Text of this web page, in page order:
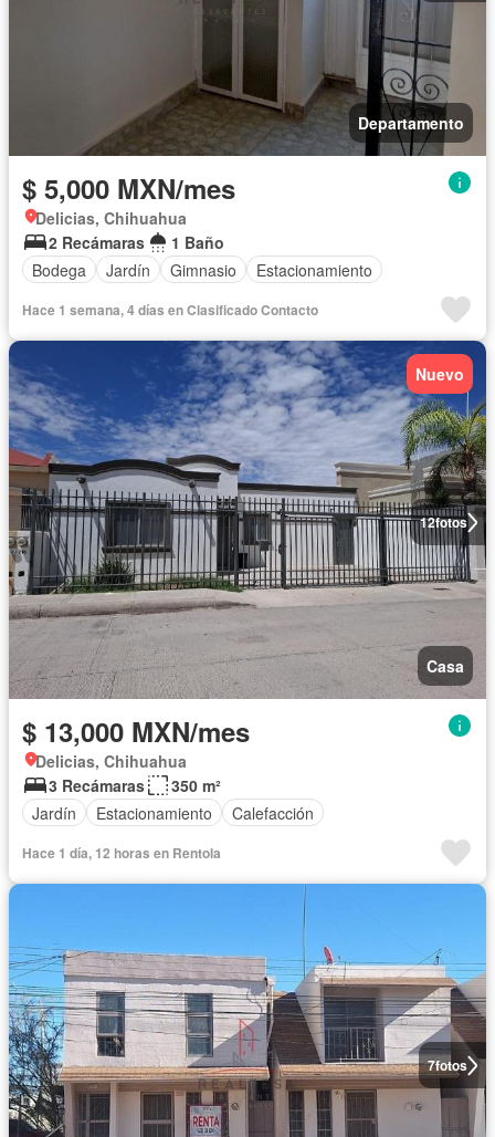
Departamento
$ 5,000 MXN/mes
Delicias, Chihuahua
2 Recámaras
1 Baño
Bodega
Jardín Gimnasio Estacionamiento
Hace 1 semana, 4 días en Clasificado Contacto
12fotos
Nuevo
Casa
$ 13,000 MXN/mes
Delicias, Chihuahua
3 Recámaras
350 m²
Jardín
Estacionamiento Calefacción
Hace 1 día, 12 horas en Rentola
7fotos